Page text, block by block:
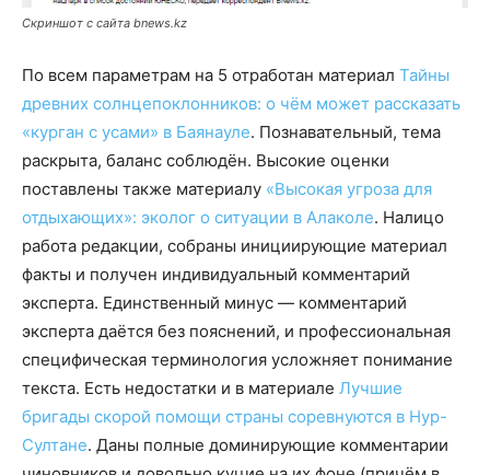
Скриншот с сайта bnews.kz
По всем параметрам на 5 отработан материал Тайны
древних солнцепоклонников: о чём может рассказать
«курган с усами» в Баянауле. Познавательный, тема
раскрыта, баланс соблюдён. Высокие оценки
поставлены также материалу «Высокая угроза для
отдыхающих»: эколог о ситуации в Алаколе. Налицо
работа редакции, собраны инициирующие материал
факты и получен индивидуальный комментарий
эксперта. Единственный минус — комментарий
эксперта даётся без пояснений, и профессиональная
специфическая терминология усложняет понимание
текста. Есть недостатки и в материале Лучшие
бригады скорой помощи страны соревнуются в Нур-
Султане. Даны полные доминирующие комментарии